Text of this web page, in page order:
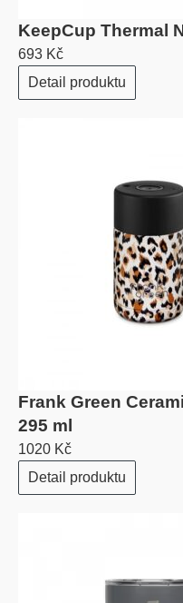
KeepCup Thermal
693 Kč
Detail produktu
Frank Green
295 ml
1020 Kč
Detail produktu